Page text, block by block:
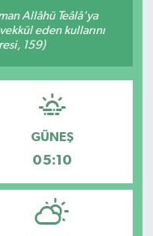
Allâhü Teâlâ'ya
eden kullarını
159)
GÜNEŞ
05:10